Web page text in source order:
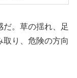
だ。草の揺れ、足
り、危険の方向